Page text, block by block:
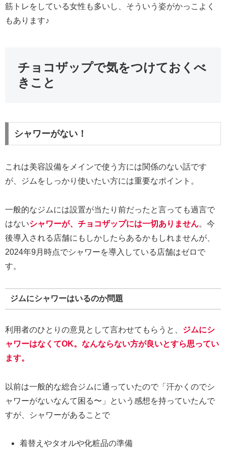
筋トレをしている女性も多いし、そういう姿がかっこよく
もあります♪
チョコザップで気をつけておくべ
きこと
シャワーがない！
これは美容設備をメインで使う方には関係のない話です
が、ジムをしっかり使いたい方には重要なポイント。
一般的なジムには設置が当たり前だったと言っても過言で
はないシャワーが、チョコザップには一切ありません。今
後導入される店舗にもしかしたらあるかもしれませんが、
2024年9月時点でシャワーを導入している店舗はゼロで
す。
ジムにシャワーはいるのか問題
利用者のひとりの意見として言わせてもらうと、 ジムにシ
ャワーはなくてOK。なんならない方が良いとすら思ってい
ます。
以前は一般的な総合ジムに通っていたので「汗かくのでシ
ャワーがないなんて困る〜」という感想を持っていたんで
すが、シャワーがあることで
着替えやタオルや化粧品の準備